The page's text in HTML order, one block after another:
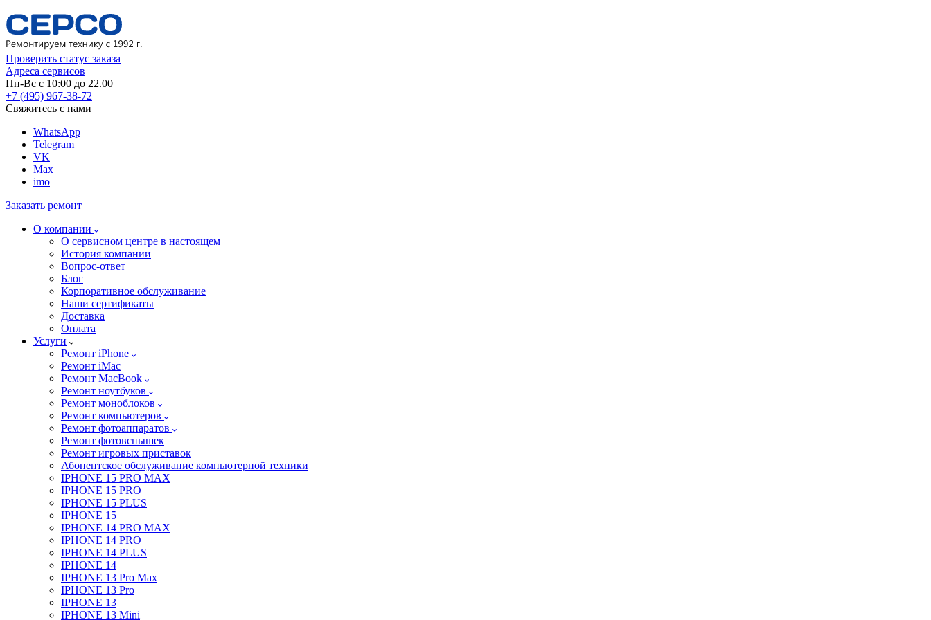
Проверить статус заказа
Адреса сервисов
Пн-Вс с 10:00 до 22.00
+7 (495) 967-38-72
Свяжитесь с нами
WhatsApp
Telegram
VK
Max
imo
Заказать ремонт
О компании
О сервисном центре в настоящем
История компании
Вопрос-ответ
Блог
Корпоративное обслуживание
Наши сертификаты
Доставка
Оплата
Услуги
Ремонт iPhone
Ремонт iMac
Ремонт MacBook
Ремонт ноутбуков
Ремонт моноблоков
Ремонт компьютеров
Ремонт фотоаппаратов
Ремонт фотовспышек
Ремонт игровых приставок
Абонентское обслуживание компьютерной техники
IPHONE 15 PRO MAX
IPHONE 15 PRO
IPHONE 15 PLUS
IPHONE 15
IPHONE 14 PRO MAX
IPHONE 14 PRO
IPHONE 14 PLUS
IPHONE 14
IPHONE 13 Pro Max
IPHONE 13 Pro
IPHONE 13
IPHONE 13 Mini